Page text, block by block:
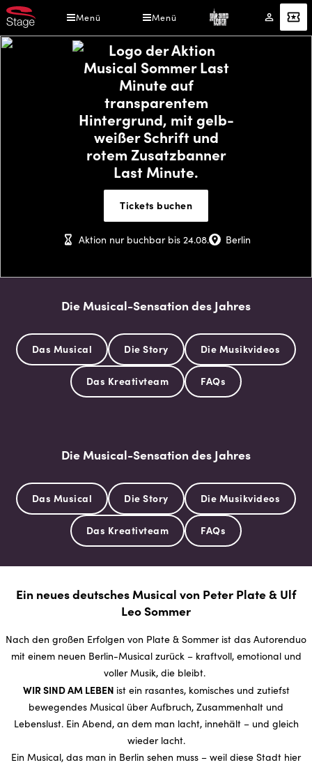
Direkt
zum
Inhalt
Menü Menü
Mein
Konto
Angebot
Wir
sind
am
Leben
Tickets buchen
Aktion nur buchbar bis 24.08. Berlin
Die Musical-Sensation des Jahres
Das Musical Die Story Die Musikvideos
Das Kreativteam FAQs
Die Musical-Sensation des Jahres
Das Musical Die Story Die Musikvideos
Das Kreativteam FAQs
Ein neues deutsches Musical von Peter Plate & Ulf
Leo Sommer
Nach den großen Erfolgen von Plate & Sommer ist das Autorenduo
mit einem neuen Berlin-Musical zurück – kraftvoll, emotional und
voller Musik, die bleibt.
WIR SIND AM LEBEN ist ein rasantes, komisches und zutiefst
bewegendes Musical über Aufbruch, Zusammenhalt und
Lebenslust. Ein Abend, an dem man lacht, innehält – und gleich
wieder lacht.
Ein Musical, das man in Berlin sehen muss – weil diese Stadt hier